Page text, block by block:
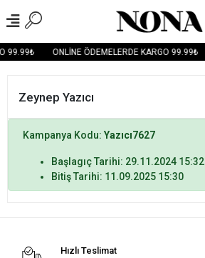
99.99₺ ONLİNE ÖDEMELERDE KARGO 99.99₺
Zeynep Yazıcı
Kampanya Kodu: Yazıcı7627
Başlagıç Tarihi: 29.11.2024 15:32
Bitiş Tarihi: 11.09.2025 15:30
Hızlı Teslimat